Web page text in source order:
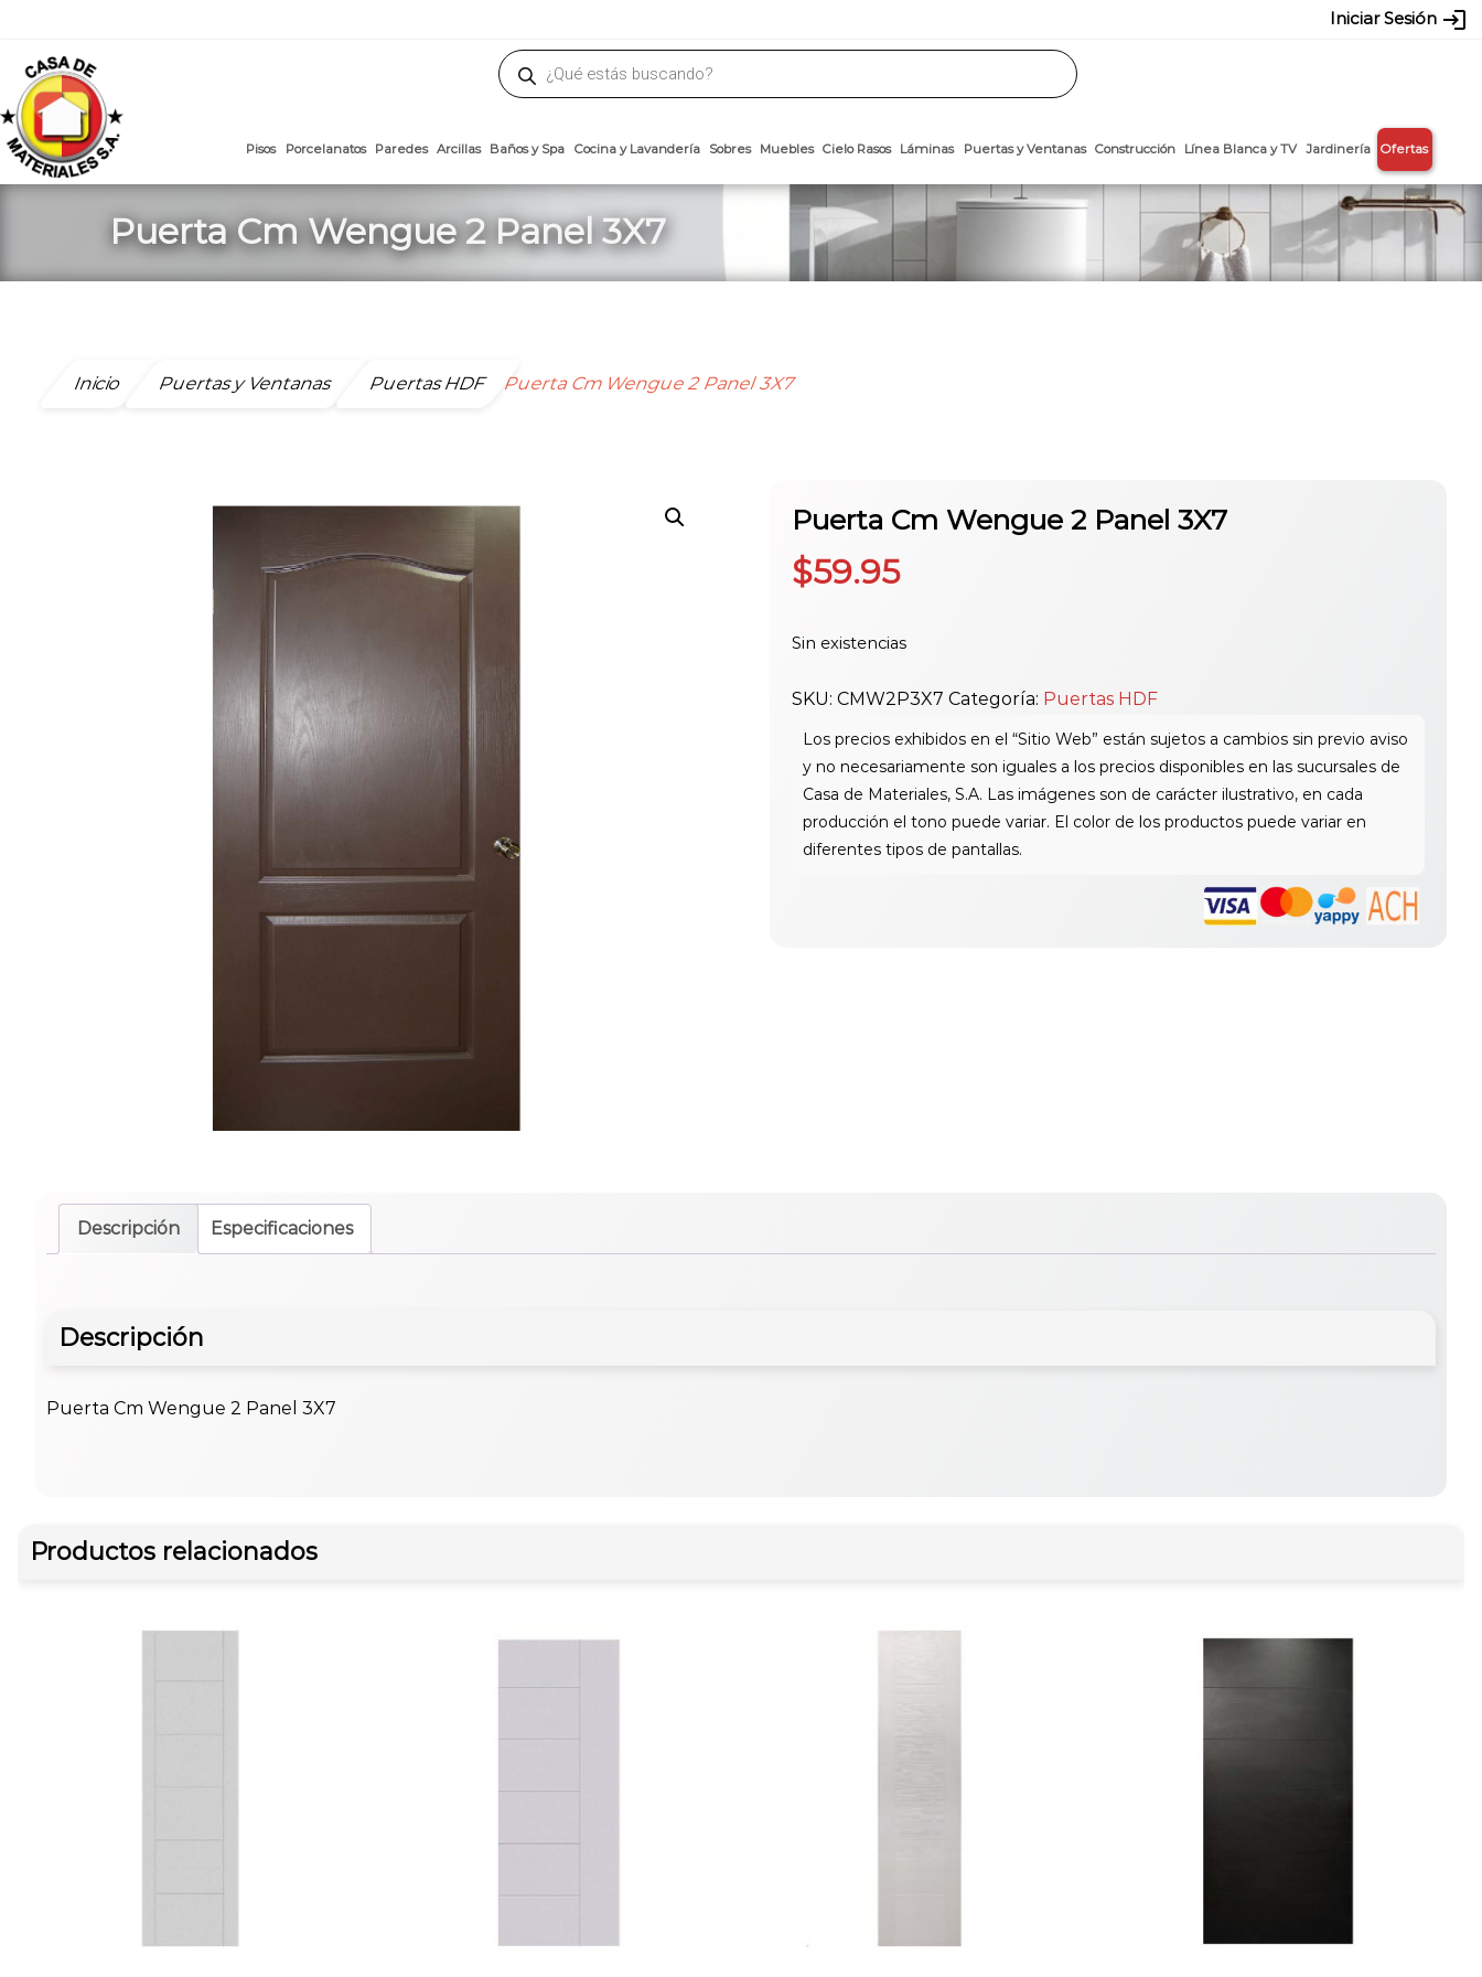
Iniciar Sesión login
de
productos
Línea Blanca y
Puerta Cm Wengue 2 Panel 3X7
Inicio Puertas y Ventanas Puertas HDF Puerta Cm Wengue 2 Panel 3X7
Puerta Cm Wengue 2 Panel 3X7
$59.95
Sin existencias
SKU: CMW2P3X7 Categoría: Puertas HDF
Descripción Especificaciones
Descripción
Puerta Cm Wengue 2 Panel 3X7
Productos relacionados